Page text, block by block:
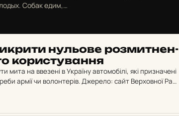
Собак едим,…
нуль­о­ве роз­мит­нен­
ко­рис­ту­ван­ня
мита на ввезені в Україну автомобілі, які призначені
армії чи волонтерів. Джерело: сайт Верховної Ради